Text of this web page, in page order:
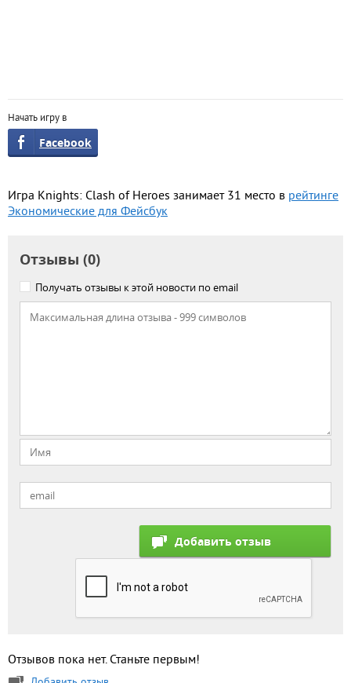
Начать игру в
Facebook
Игра Knights: Clash of Heroes занимает 31 место в рейтинге
Экономические для Фейсбук
Отзывы (0)
Получать отзывы к этой новости по email
Отзывов пока нет. Станьте первым!